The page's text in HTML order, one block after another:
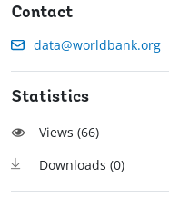
Contact
data@worldbank.org
Statistics
Views (66)
Downloads (0)